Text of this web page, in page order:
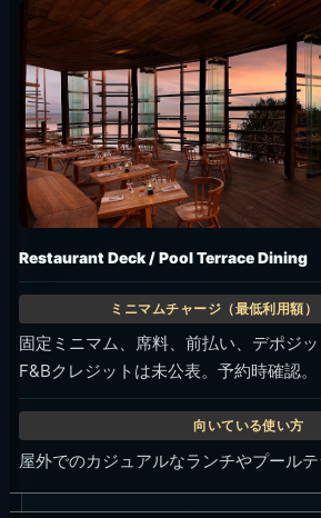
Restaurant Deck / Pool Terrace Dining
固定ミニマム、席料、前払い、デポジッ
F&Bクレジットは未公表。予約時確認。
屋外でのカジュアルなランチやプールテ